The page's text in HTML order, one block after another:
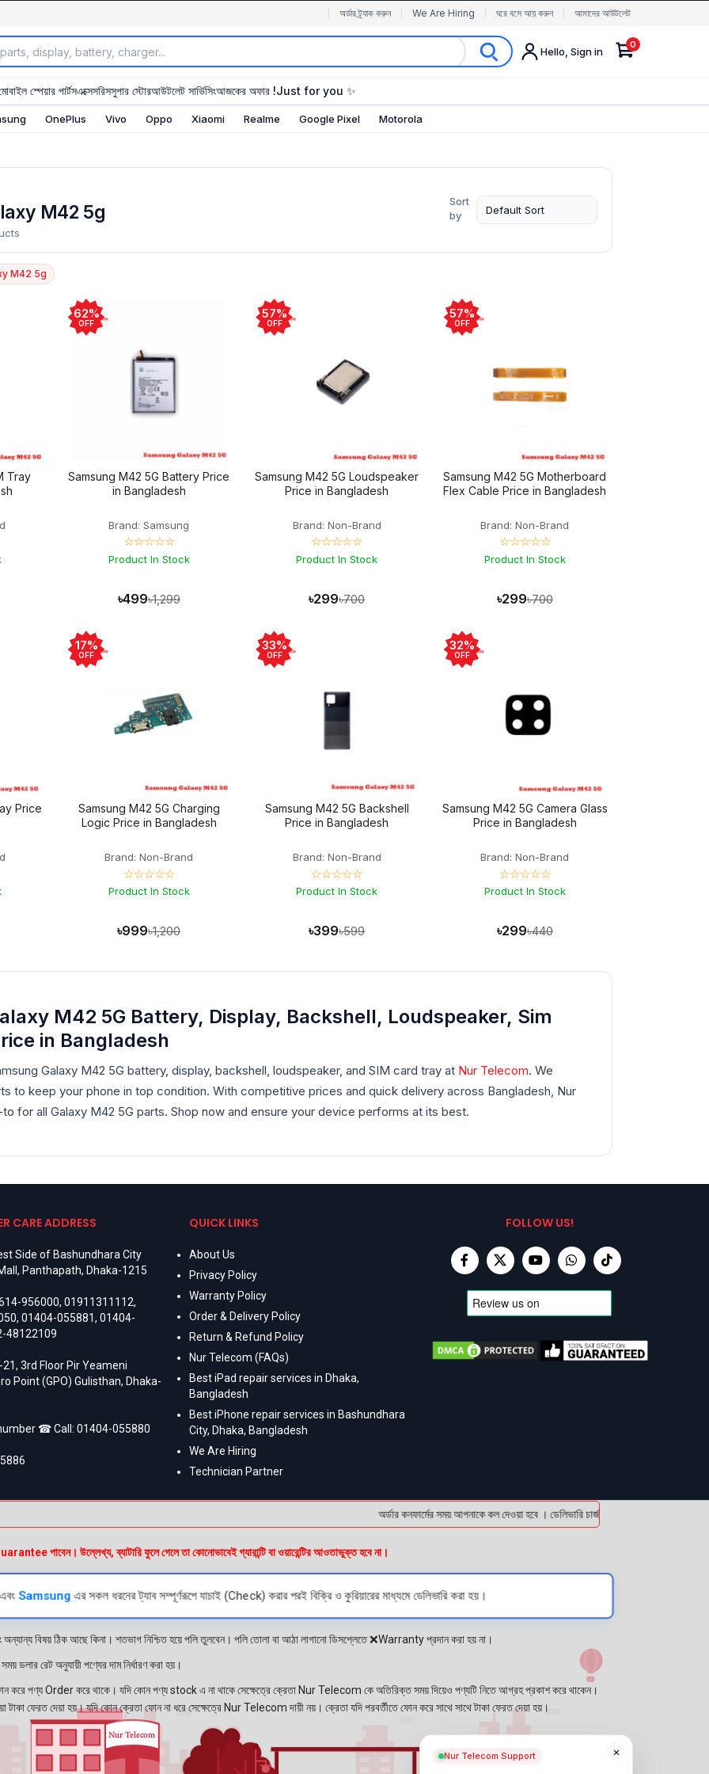
অর্ডার ট্র্যাক করুন We Are Hiring ঘরে বসে আয় করুন আমাদের আউটলেট
Hello, Sign in
0
স্পেয়ার পার্টসএক্সেসরিসসুপার স্টোরআউটলেট সার্ভিসিংআজকের অফার !Just for you ✨
OnePlus Vivo Oppo Xiaomi Realme Google Pixel Motorola
M42 5g
Sort
by
M42 5g
Tray
62%
OFF
Samsung M42 5G Battery Price
in Bangladesh
Brand: Samsung
☆☆☆☆☆
Product In Stock
৳499৳1,299
57%
OFF
Samsung M42 5G Loudspeaker
Price in Bangladesh
Brand: Non-Brand
☆☆☆☆☆
Product In Stock
৳299৳700
57%
OFF
Samsung M42 5G Motherboard
Flex Cable Price in Bangladesh
Brand: Non-Brand
☆☆☆☆☆
Product In Stock
৳299৳700
Price
17%
OFF
Samsung M42 5G Charging
Logic Price in Bangladesh
Brand: Non-Brand
☆☆☆☆☆
Product In Stock
৳999৳1,200
33%
OFF
Samsung M42 5G Backshell
Price in Bangladesh
Brand: Non-Brand
☆☆☆☆☆
Product In Stock
৳399৳599
32%
OFF
Samsung M42 5G Camera Glass
Price in Bangladesh
Brand: Non-Brand
☆☆☆☆☆
Product In Stock
৳299৳440
M42 5G Battery, Display, Backshell, Loudspeaker, Sim
in Bangladesh
Galaxy M42 5G battery, display, backshell, loudspeaker, and SIM card tray at Nur Telecom. We
to keep your phone in top condition. With competitive prices and quick delivery across Bangladesh, Nur
for all Galaxy M42 5G parts. Shop now and ensure your device performs at its best.
CARE ADDRESS
Side of Bashundhara City
Panthapath, Dhaka-1215
956000,01911311112,
,01404-055881,01404-
48122109
21, 3rd Floor Pir Yeameni
Point (GPO) Gulisthan, Dhaka-
☎ Call:01404-055880
QUICK LINKS
About Us
Privacy Policy
Warranty Policy
Order & Delivery Policy
Return & Refund Policy
Nur Telecom (FAQs)
Best iPad repair services in Dhaka,
Bangladesh
Best iPhone repair services in Bashundhara
City, Dhaka, Bangladesh
We Are Hiring
Technician Partner
FOLLOW US!
অর্ডার কনফার্মের সময় আপনাকে কল দেওয়া হবে । ডেলিভারি চার্জটা অগ্রিম (bKash/Nagad:
পাবেন। উল্লেখ্য, ব্যাটারি ফুলে গেলে তা কোনোভাবেই গ্যারান্টি বা ওয়ারেন্টির আওতাভুক্ত হবে না।
Samsungএর সকল ধরনের ট্যাব সম্পূর্ণরূপে যাচাই (Check) করার পরই বিক্রি ও কুরিয়ারের মাধ্যমে ডেলিভারি করা হয়।
বিষয় ঠিক আছে কিনা। শতভাগ নিশ্চিত হয়ে পলি তুলবেন। পলি তোলা বা আঠা লাগানো ডিসপ্লেতে ❌Warranty প্রদান করা হয় না।
ডলার রেট অনুযায়ী পণ্যের দাম নির্ধারণ করা হয়।
পণ্য Order করে থাকে। যদি কোন পণ্য stock এ না থাকে সেক্ষেত্রে ক্রেতা Nur Telecom কে অতিরিক্ত সময় দিয়েও পণ্যটি নিতে আগ্রহ প্রকাশ করে থাকেন।
টাকা ফেরত দেয়া হয়। যদি কোন ক্রেতা ফোন না ধরে সেক্ষেত্রে Nur Telecom দায়ী নয়। ক্রেতা যদি পরবর্তীতে ফোন করে সাথে সাথে টাকা ফেরত দেয়া হয়।
×
Nur Telecom Support